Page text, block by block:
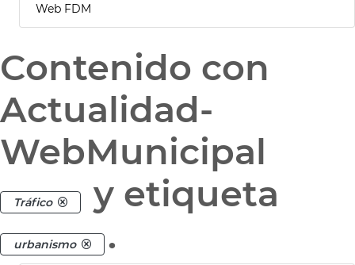
Web FDM
Contenido con
Actualidad-
WebMunicipal
Tráfico y etiqueta
urbanismo .